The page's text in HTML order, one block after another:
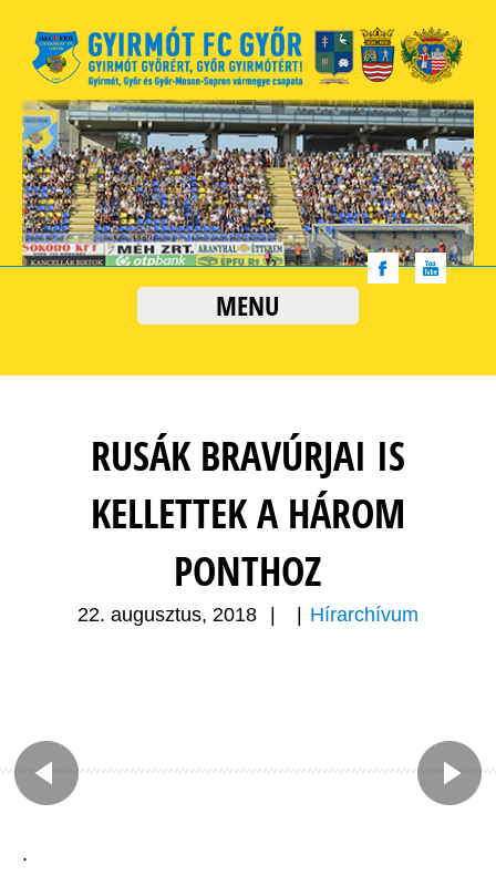
MENU
RUSÁK BRAVÚRJAI IS
KELLETTEK A HÁROM
PONTHOZ
22. augusztus, 2018 Hírarchívum
.